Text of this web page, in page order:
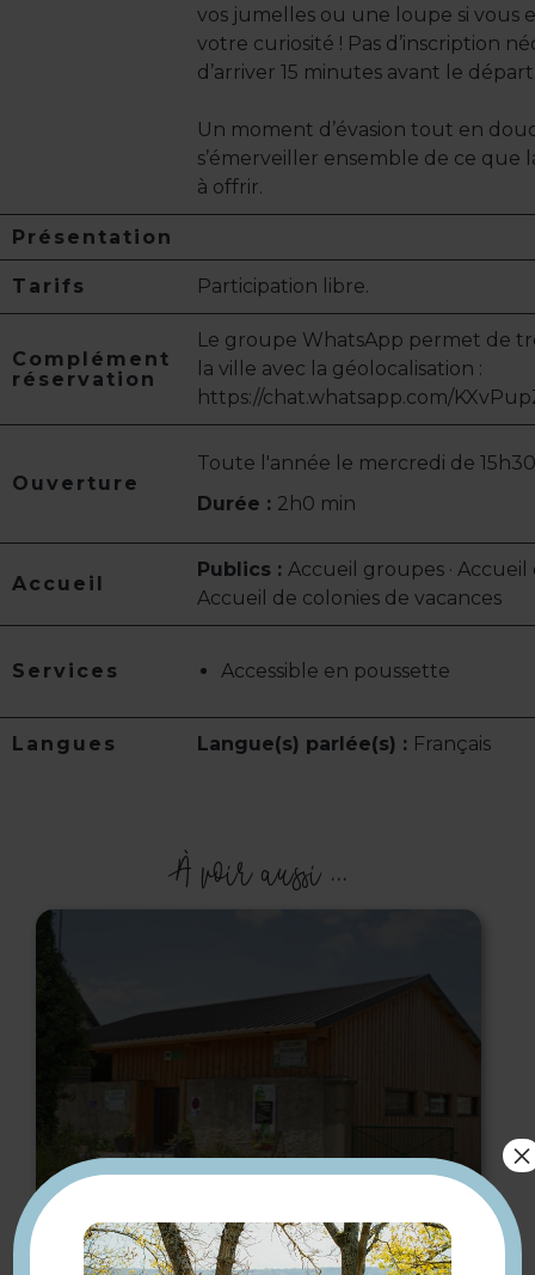
vos jumelles ou une loupe si vous
votre curiosité ! Pas d’inscription
d’arriver 15 minutes avant le
Un moment d’évasion tout en
s’émerveiller ensemble de ce que
à offrir.
Présentation
Tarifs Participation libre.
Complément
réservation
Le groupe WhatsApp permet de
la ville avec la géolocalisation :
https://chat.whatsapp.com/
Ouverture
Toute l'année le mercredi de 15h30
Durée : 2h0 min
Accueil
Publics : Accueil groupes · Accueil
Accueil de colonies de vacances
Services Accessible en poussette
Langues Langue(s) parlée(s) : Français
À voir aussi ...
Boutique de la Ferme de
×